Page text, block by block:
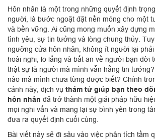
Hôn nhân là một trong những quyết định
người, là bước ngoặt đặt nền móng cho một
và bền vững. Ai cũng mong muốn xây dựng
tình yêu, sự tin tưởng và lòng chung thủy.
ngưỡng cửa hôn nhân, không ít người lại
hoài nghi, lo lắng và bất an về người bạn đời
thật sự là người mà mình vẫn hằng tin
nào mà mình chưa từng được biết? Chính
cảnh này, dịch vụ thám tử giúp bạn theo
hôn nhân đã trở thành một giải pháp hữu
mọi nghi vấn và mang lại sự bình yên trong
đưa ra quyết định cuối cùng.
Bài viết này sẽ đi sâu vào việc phân tích tầm